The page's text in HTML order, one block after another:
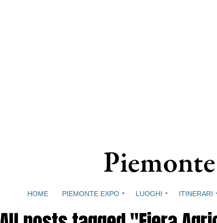
HOME PIEMONTE EXPO LUOGHI ITINERARI